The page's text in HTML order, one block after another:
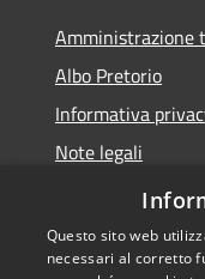
Amministrazione
Albo Pretorio
Informativa
Note legali
Dichiarazione di
Questo sito web
necessari al corretto